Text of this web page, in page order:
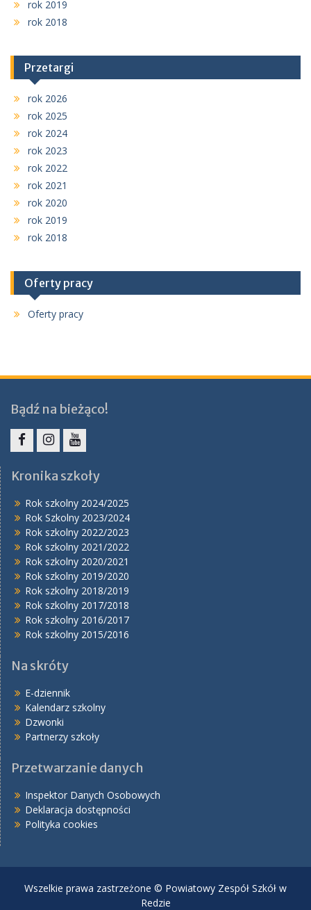
rok 2019
rok 2018
Przetargi
rok 2026
rok 2025
rok 2024
rok 2023
rok 2022
rok 2021
rok 2020
rok 2019
rok 2018
Oferty pracy
Oferty pracy
Bądź na bieżąco!
Kronika szkoły
Rok szkolny 2024/2025
Rok Szkolny 2023/2024
Rok szkolny 2022/2023
Rok szkolny 2021/2022
Rok szkolny 2020/2021
Rok szkolny 2019/2020
Rok szkolny 2018/2019
Rok szkolny 2017/2018
Rok szkolny 2016/2017
Rok szkolny 2015/2016
Na skróty
E-dziennik
Kalendarz szkolny
Dzwonki
Partnerzy szkoły
Przetwarzanie danych
Inspektor Danych Osobowych
Deklaracja dostępności
Polityka cookies
Wszelkie prawa zastrzeżone © Powiatowy Zespół Szkół w
Redzie